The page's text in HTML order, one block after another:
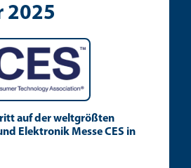
2025
auf der weltgrößten
Elektronik Messe CES in